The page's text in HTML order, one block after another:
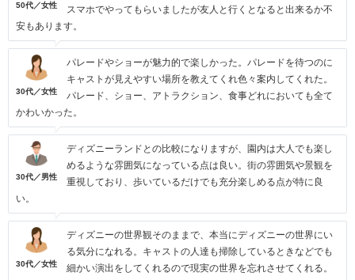
50代／女性
スマホでやってもらいましたが友人と行くとなると出来るか不
安もあります。
30代／女性
パレードやショーが魅力的で楽しかった。パレードを待つのに
キャストが見えやすい場所を教えてくれ色々案内してくれた。
パレード、ショー、アトラクション、食事どれにおいても全て
かわいかった。
30代／男性
ディズニーランドとの比較になりますが、園内は大人でも楽し
めるような雰囲気になっている点は良い。街の雰囲気や景観を
重視しており、歩いているだけでも充分楽しめる点が特に良
い。
30代／女性
ディズニーの世界観そのままで、本当にディズニーの世界にい
る気分になれる。キャストの人達も掃除しているときなどでも
細かい演出をしてくれるので現実の世界を忘れさせてくれる。